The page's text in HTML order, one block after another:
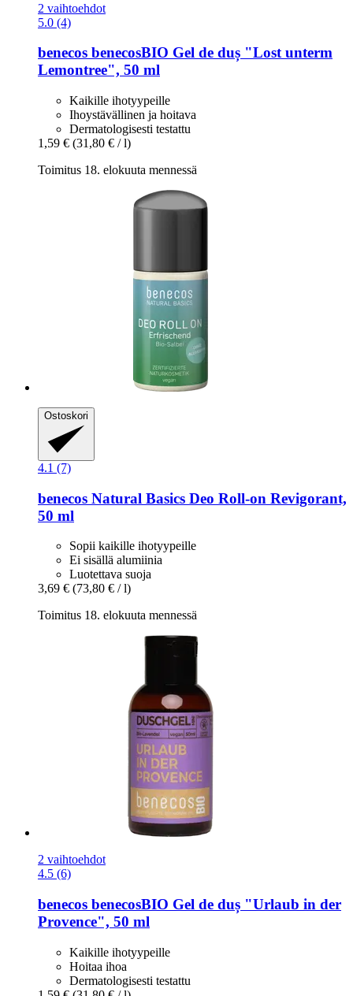
2 vaihtoehdot
5.0 (4)
benecos benecosBIO Gel de duș "Lost unterm
Lemontree", 50 ml
Kaikille ihotyypeille
Ihoystävällinen ja hoitava
Dermatologisesti testattu
1,59 € (31,80 € / l)
Toimitus 18. elokuuta mennessä
Ostoskori
4.1 (7)
benecos Natural Basics Deo Roll-​on Revigorant,
50 ml
Sopii kaikille ihotyypeille
Ei sisällä alumiinia
Luotettava suoja
3,69 € (73,80 € / l)
Toimitus 18. elokuuta mennessä
2 vaihtoehdot
4.5 (6)
benecos benecosBIO Gel de duș "Urlaub in der
Provence", 50 ml
Kaikille ihotyypeille
Hoitaa ihoa
Dermatologisesti testattu